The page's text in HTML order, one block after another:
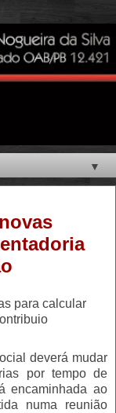
▼
deverá mudar
por tempo de
encaminhada ao
numa reunião